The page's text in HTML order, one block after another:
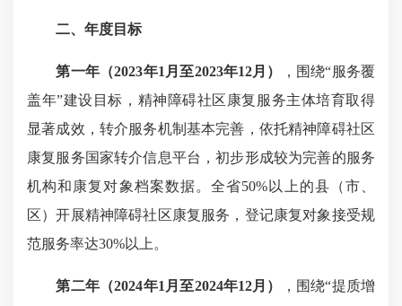
二、年度目标
第一年（2023年1月至2023年12月）
，围绕“服务覆
盖年”建设目标，精神障碍社区康复服务主体培育取得
显著成效，转介服务机制基本完善，依托精神障碍社区
康复服务国家转介信息平台，初步形成较为完善的服务
机构和康复对象档案数据。全省50%以上的县（市、
区）开展精神障碍社区康复服务，登记康复对象接受规
范服务率达30%以上。
第二年（2024年1月至2024年12月）
，围绕“提质增